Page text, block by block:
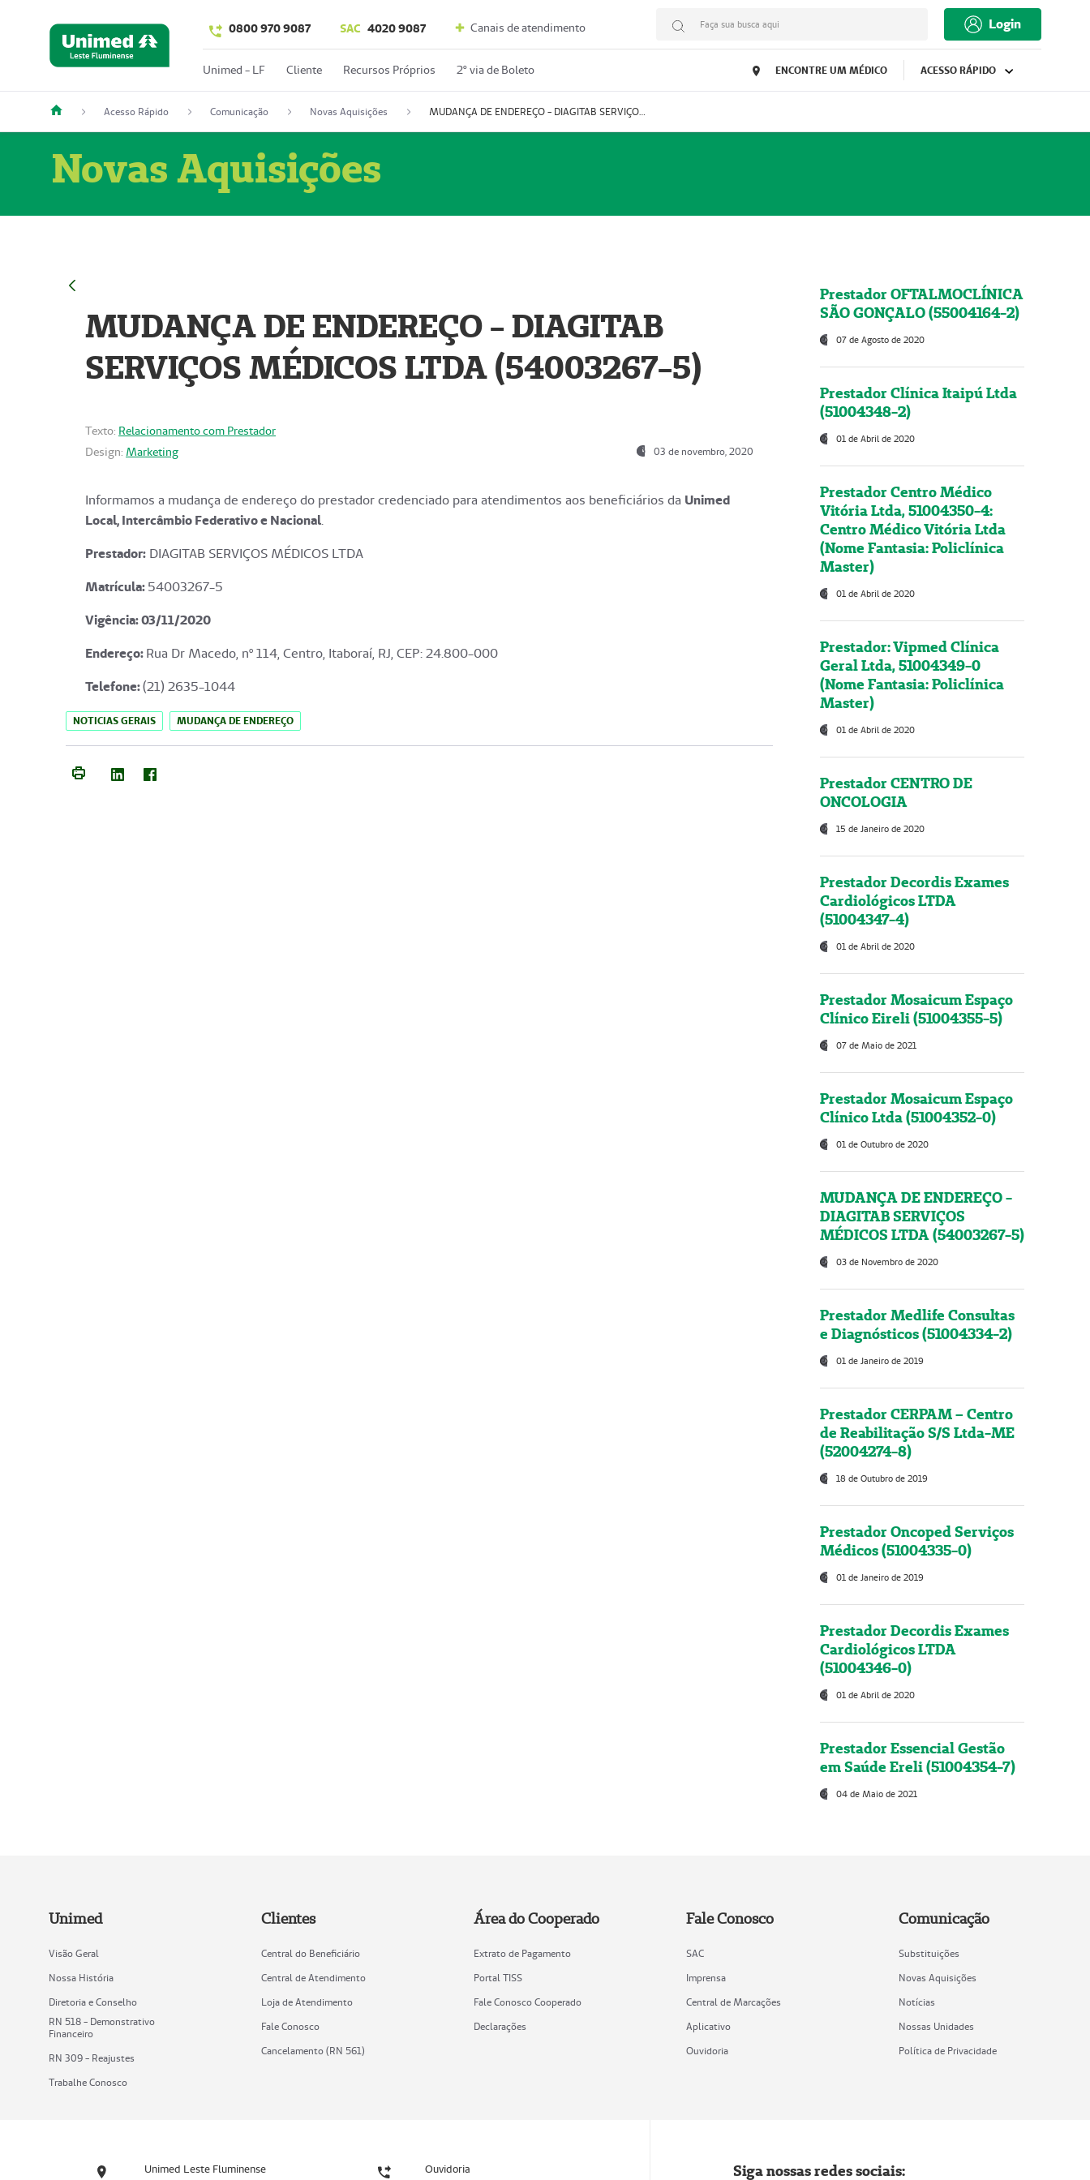
0800 970 9087 SAC 4020 9087 Canais de atendimento Faça sua busca aqui Login
Unimed - LF Cliente Recursos Próprios 2º via de Boleto ENCONTRE UM MÉDICO ACESSO RÁPIDO
Acesso Rápido Comunicação Novas Aquisições MUDANÇA DE ENDEREÇO - DIAGITAB SERVIÇOS MÉDICOS LTDA (54003267-5)
Novas Aquisições
MUDANÇA DE ENDEREÇO - DIAGITAB
SERVIÇOS MÉDICOS LTDA (54003267-5)
Texto: Relacionamento com Prestador
Design: Marketing 03 de novembro, 2020
Informamos a mudança de endereço do prestador credenciado para atendimentos aos beneficiários da Unimed
Local, Intercâmbio Federativo e Nacional.
Prestador: DIAGITAB SERVIÇOS MÉDICOS LTDA
Matrícula:54003267-5
Vigência: 03/11/2020
Endereço:Rua Dr Macedo, nº 114, Centro, Itaboraí, RJ, CEP: 24.800-000
Telefone:(21) 2635-1044
NOTICIAS GERAIS MUDANÇA DE ENDEREÇO
Prestador OFTALMOCLÍNICA
SÃO GONÇALO (55004164-2)
07 de Agosto de 2020
Prestador Clínica Itaipú Ltda
(51004348-2)
01 de Abril de 2020
Prestador Centro Médico
Vitória Ltda, 51004350-4:
Centro Médico Vitória Ltda
(Nome Fantasia: Policlínica
Master)
01 de Abril de 2020
Prestador: Vipmed Clínica
Geral Ltda, 51004349-0
(Nome Fantasia: Policlínica
Master)
01 de Abril de 2020
Prestador CENTRO DE
ONCOLOGIA
15 de Janeiro de 2020
Prestador Decordis Exames
Cardiológicos LTDA
(51004347-4)
01 de Abril de 2020
Prestador Mosaicum Espaço
Clínico Eireli (51004355-5)
07 de Maio de 2021
Prestador Mosaicum Espaço
Clínico Ltda (51004352-0)
01 de Outubro de 2020
MUDANÇA DE ENDEREÇO -
DIAGITAB SERVIÇOS
MÉDICOS LTDA (54003267-5)
03 de Novembro de 2020
Prestador Medlife Consultas
e Diagnósticos (51004334-2)
01 de Janeiro de 2019
Prestador CERPAM – Centro
de Reabilitação S/S Ltda-ME
(52004274-8)
18 de Outubro de 2019
Prestador Oncoped Serviços
Médicos (51004335-0)
01 de Janeiro de 2019
Prestador Decordis Exames
Cardiológicos LTDA
(51004346-0)
01 de Abril de 2020
Prestador Essencial Gestão
em Saúde Ereli (51004354-7)
04 de Maio de 2021
Unimed
Visão Geral
Nossa História
Diretoria e Conselho
RN 518 - Demonstrativo
Financeiro
RN 309 - Reajustes
Trabalhe Conosco
Clientes
Central do Beneficiário
Central de Atendimento
Loja de Atendimento
Fale Conosco
Cancelamento (RN 561)
Área do Cooperado
Extrato de Pagamento
Portal TISS
Fale Conosco Cooperado
Declarações
Fale Conosco
SAC
Imprensa
Central de Marcações
Aplicativo
Ouvidoria
Comunicação
Substituições
Novas Aquisições
Notícias
Nossas Unidades
Política de Privacidade
Unimed Leste Fluminense Ouvidoria Siga nossas redes sociais: